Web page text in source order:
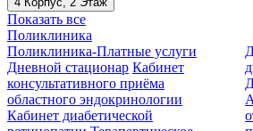
Показать все
Поликлиника
Поликлиника-Платные услуги
Дневной стационар Кабинет
консультативного приёма
областного эндокринологии
Кабинет диабетической